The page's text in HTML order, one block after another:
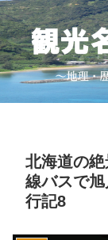
北海道の
線バスで
行記8